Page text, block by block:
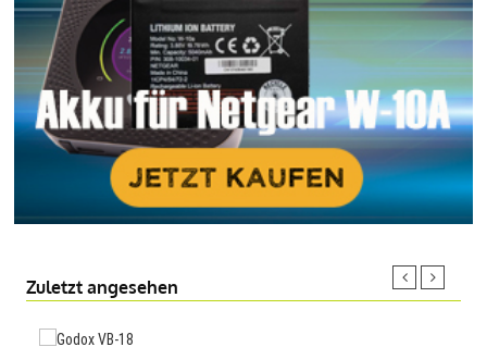
Zuletzt angesehen